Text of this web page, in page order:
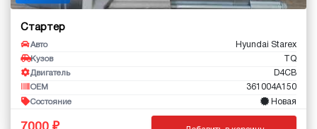
Стартер
Авто Hyundai Starex
Кузов TQ
Двигатель D4CB
OEM 361004A150
Состояние Новая